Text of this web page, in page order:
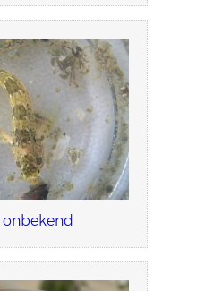
onbekend